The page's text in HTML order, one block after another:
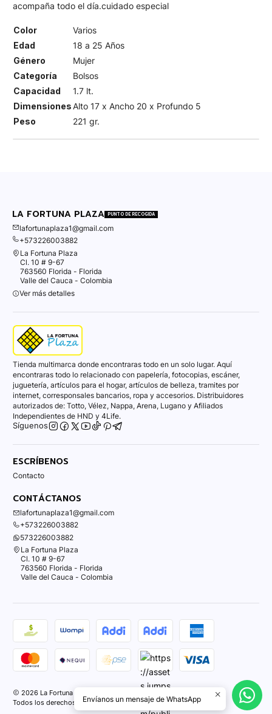
acompaña todo el día.cuidado especial
Color
Varios
Edad
18 a 25 Años
Género
Mujer
Categoría
Bolsos
Capacidad
1.7 lt.
Dimensiones Alto 17 x Ancho 20 x Profundo 5
Peso
221 gr.
LA FORTUNA PLAZA PUNTO DE RECOGIDA
lafortunaplaza1@gmail.com
+573226003882
La Fortuna Plaza
Cl. 10 # 9-67
763560 Florida - Florida
Valle del Cauca - Colombia
Ver más detalles
Tienda multimarca donde encontraras todo en un solo lugar. Aquí
encontraras todo lo relacionado con papelería, fotocopias, escáner,
juguetería, artículos para el hogar, artículos de belleza, tramites por
internet, corresponsales bancarios, ropa y accesorios. Distribuidores
autorizados de: Totto, Vélez, Nappa, Arena, Lugano y Afiliados
Independientes de HND y 4Life.
Síguenos
ESCRÍBENOS
Contacto
CONTÁCTANOS
lafortunaplaza1@gmail.com
+573226003882
573226003882
La Fortuna Plaza
Cl. 10 # 9-67
763560 Florida - Florida
Valle del Cauca - Colombia
2026 La Fortuna Plaza.
Todos los derechos reservados.Desarrollado por Jumpseller
Envíanos un mensaje de WhatsApp